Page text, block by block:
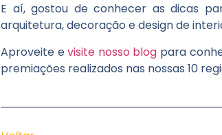
E aí, gostou de conhecer as dicas
arquitetura, decoração e design de
Aproveite evisite nosso blog para
premiações realizados nas nossas 10